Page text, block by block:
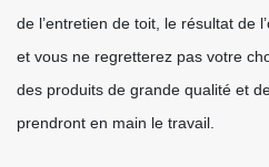
de l’entretien de toit, le résultat de
et vous ne regretterez pas votre
des produits de grande qualité et
prendront en main le travail.